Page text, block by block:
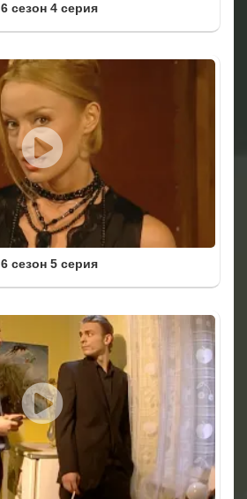
6 сезон 4 серия
6 сезон 5 серия